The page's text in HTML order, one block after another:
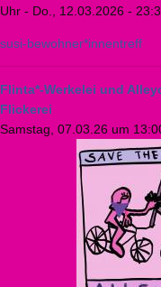
Uhr - Do., 12.03.2026 -
susi-bewohner*innentreff
Flinta*-Werkelei und
Flickerei
Samstag, 07.03.26 um